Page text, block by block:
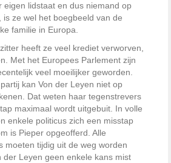
eigen lidstaat en dus niemand op
is ze wel het boegbeeld van de
familie in Europa.
heeft ze veel krediet verworven,
Met het Europees Parlement zijn
veel moeilijker geworden.
kan Von der Leyen niet op
Dat weten haar tegenstrevers
maximaal wordt uitgebuit. In volle
enkele politicus zich een misstap
is Pieper opgeofferd. Alle
moeten tijdig uit de weg worden
der Leyen geen enkele kans mist